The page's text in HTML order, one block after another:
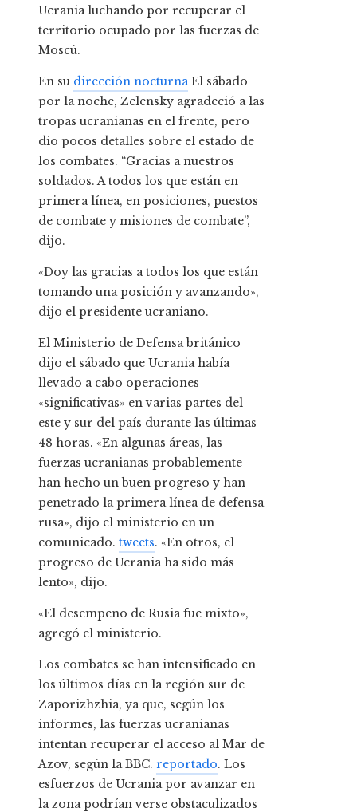
Ucrania luchando por recuperar el
territorio ocupado por las fuerzas de
Moscú.
En su dirección nocturnaEl sábado
por la noche, Zelensky agradeció a las
tropas ucranianas en el frente, pero
dio pocos detalles sobre el estado de
los combates. “Gracias a nuestros
soldados. A todos los que están en
primera línea, en posiciones, puestos
de combate y misiones de combate”,
dijo.
«Doy las gracias a todos los que están
tomando una posición y avanzando»,
dijo el presidente ucraniano.
El Ministerio de Defensa británico
dijo el sábado que Ucrania había
llevado a cabo operaciones
«significativas» en varias partes del
este y sur del país durante las últimas
48 horas. «En algunas áreas, las
fuerzas ucranianas probablemente
han hecho un buen progreso y han
penetrado la primera línea de defensa
rusa», dijo el ministerio en un
comunicado. tweets. «En otros, el
progreso de Ucrania ha sido más
lento», dijo.
«El desempeño de Rusia fue mixto»,
agregó el ministerio.
Los combates se han intensificado en
los últimos días en la región sur de
Zaporizhzhia, ya que, según los
informes, las fuerzas ucranianas
intentan recuperar el acceso al Mar de
Azov, según la BBC. reportado. Los
esfuerzos de Ucrania por avanzar en
la zona podrían verse obstaculizados